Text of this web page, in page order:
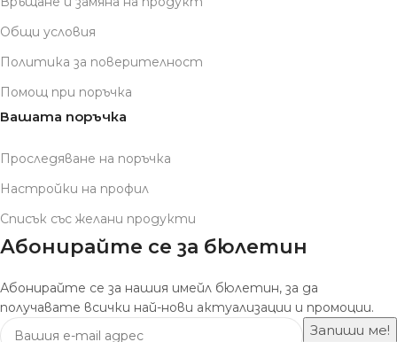
Общи условия
Политика за поверителност
Помощ при поръчка
Вашата поръчка
Проследяване на поръчка
Настройки на профил
Списък със желани продукти
Абонирайте се за бюлетин
Абонирайте се за нашия имейл бюлетин, за да
получавате всички най-нови актуализации и промоции.